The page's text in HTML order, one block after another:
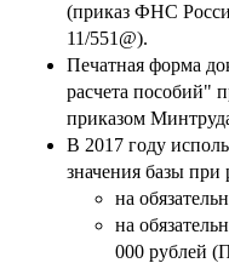
(приказ ФНС
11/551@).
Печатная форма
расчета пособий"
приказом
В 2017 году
значения базы при
на
на
000 рублей